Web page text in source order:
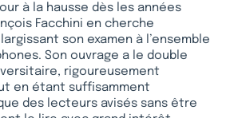
à la hausse dès les années
Facchini en cherche
son examen à l’ensemble
Son ouvrage a le double
rigoureusement
en étant suffisamment
des lecteurs avisés sans être